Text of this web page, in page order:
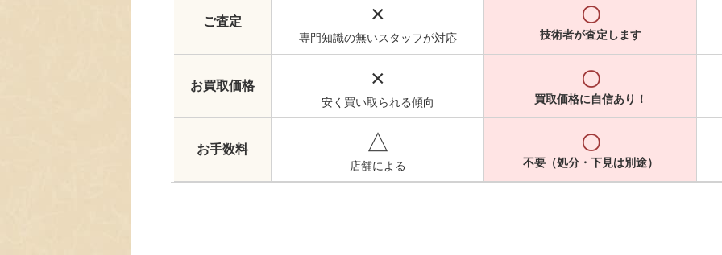
ご査定 ×
専門知識の無いスタッフが対応
〇
技術者が査定します
お買取価格 ×
安く買い取られる傾向
〇
買取価格に自信あり！
お手数料 △
店舗による
〇
不要（処分・下見は別途）